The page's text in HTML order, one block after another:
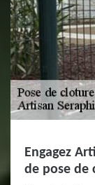
Engagez
de pose de